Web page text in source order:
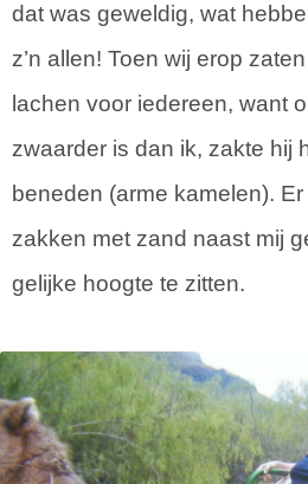
dat was geweldig, wat
z’n allen! Toen wij erop
lachen voor iedereen, want
zwaarder is dan ik, zakte hij
beneden (arme kamelen).
zakken met zand naast mij
gelijke hoogte te zitten.